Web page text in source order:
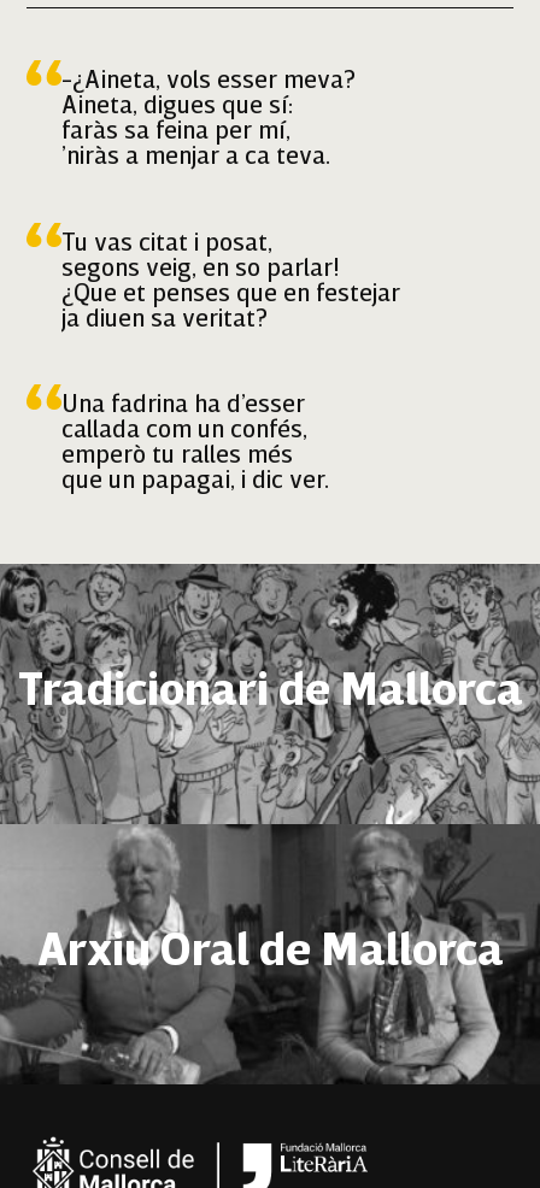
-¿Aineta, vols esser meva?
Aineta, digues que sí:
faràs sa feina per mí,
’niràs a menjar a ca teva.
Tu vas citat i posat,
segons veig, en so parlar!
¿Que et penses que en festejar
ja diuen sa veritat?
Una fadrina ha d’esser
callada com un confés,
emperò tu ralles més
que un papagai, i dic ver.
Tradicionari de Mallorca
Arxiu Oral de Mallorca